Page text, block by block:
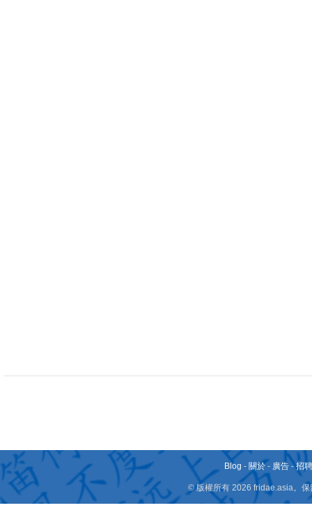
Blog - 關於 - 廣告 -招
© 版權所有 2026 fridae.asia。